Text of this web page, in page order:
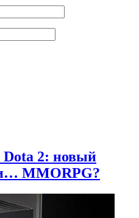
2: новый
MMORPG?